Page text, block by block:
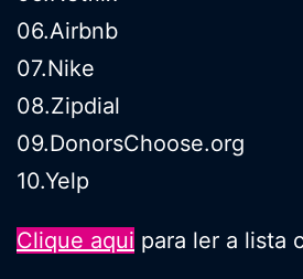
06.Airbnb
07.Nike
08.Zipdial
09.DonorsChoose.org
10.Yelp
Clique aqui para ler a lista